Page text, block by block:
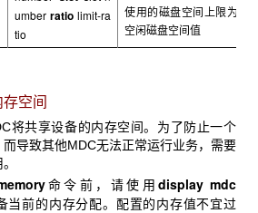
umber ratio limit-ra
tio
使用的磁盘空间上限为
空闲磁盘空间值
空间
将共享设备的内存空间。为了防止一个
导致其他MDC无法正常运行业务，需要
命令前，请使用 display mdc
当前的内存分配。配置的内存值不宜过